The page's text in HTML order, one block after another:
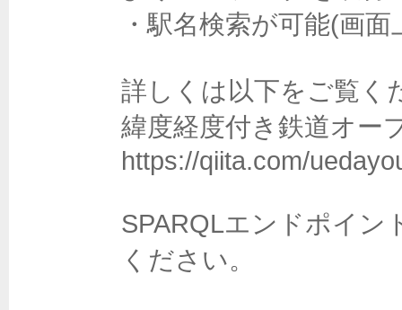
・駅名検索が可能(画
詳しくは以下をご覧く
緯度経度付き鉄道オー
https://qiita.com/
SPARQLエンドポイン
ください。